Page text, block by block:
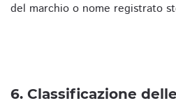
del marchio o nome registrato
6. Classificazione